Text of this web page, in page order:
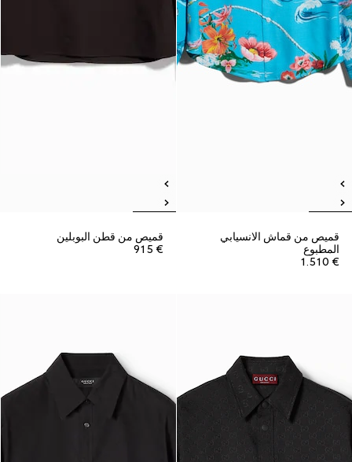
قميص من قماش الانسيابي
المطبوع
€ 1.510
قميص من قطن البوبلين
€ 915